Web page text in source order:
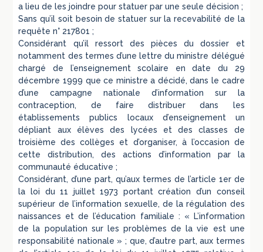
a lieu de les joindre pour statuer par une seule décision ;
Sans qu’il soit besoin de statuer sur la recevabilité de la
requête n° 217801 ;
Considérant qu’il ressort des pièces du dossier et
notamment des termes d’une lettre du ministre délégué
chargé de l’enseignement scolaire en date du 29
décembre 1999 que ce ministre a décidé, dans le cadre
d’une campagne nationale d’information sur la
contraception, de faire distribuer dans les
établissements publics locaux d’enseignement un
dépliant aux élèves des lycées et des classes de
troisième des collèges et d’organiser, à l’occasion de
cette distribution, des actions d’information par la
communauté éducative ;
Considérant, d’une part, qu’aux termes de l’article 1er de
la loi du 11 juillet 1973 portant création d’un conseil
supérieur de l’information sexuelle, de la régulation des
naissances et de l’éducation familiale : « L’information
de la population sur les problèmes de la vie est une
responsabilité nationale » ; que, d’autre part, aux termes